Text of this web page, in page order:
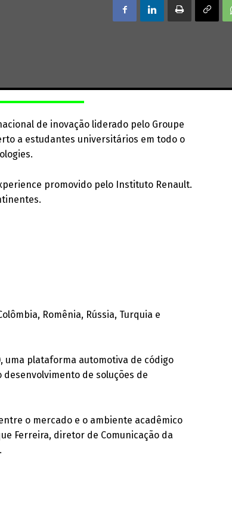
de inovação liderado pelo Groupe
a estudantes universitários em todo o
promovido pelo Instituto Renault.
Romênia, Rússia, Turquia e
uma plataforma automotiva de código
de soluções de
o mercado e o ambiente acadêmico
Ferreira, diretor de Comunicação da